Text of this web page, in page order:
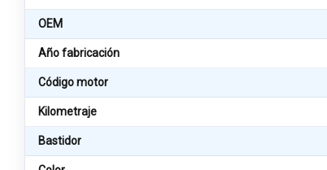
OEM
Año fabricación
Código motor
Kilometraje
Bastidor